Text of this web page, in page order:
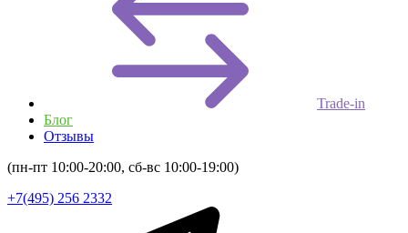
Trade-in
Блог
Отзывы
(пн-пт 10:00-20:00, сб-вс 10:00-19:00)
+7(495) 256 2332